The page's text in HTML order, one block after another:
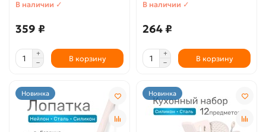
В наличии ✓
359 ₽
В корзину
В наличии ✓
264 ₽
В корзину
Новинка Новинка